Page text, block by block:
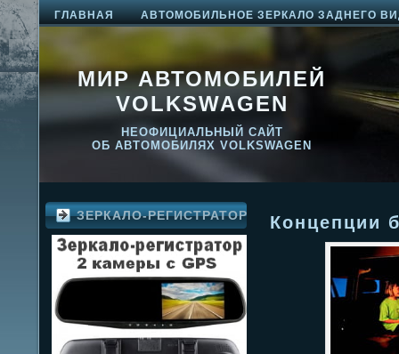
ГЛАВНАЯ АВТОМОБИЛЬНОЕ ЗЕРКАЛО ЗАДНЕГО
МИР АВТОМОБИЛЕЙ
VOLKSWAGEN
НЕОФИЦИАЛЬНЫЙ САЙТ
ОБ АВТОМОБИЛЯХ VOLKSWAGEN
ЗЕРКАЛО-РЕГИСТРАТОР Концепции